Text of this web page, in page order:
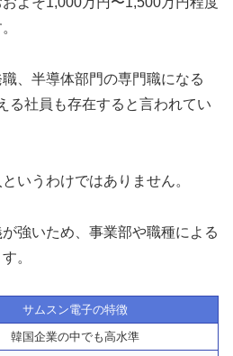
、半導体部門の専門職になる
る社員も存在すると言われてい
いうわけではありません。
強いため、事業部や職種による
。
サムスン電子の特徴
韓国企業の中でも高水準